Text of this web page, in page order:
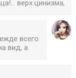
верх цинизма,
всего
вид, а